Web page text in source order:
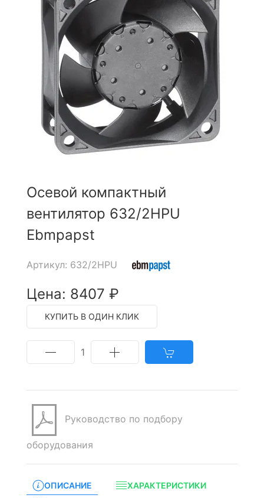
Осевой компактный
вентилятор 632/2HPU
Ebmpapst
Артикул: 632/2HPU
Цена: 8407 ₽
КУПИТЬ В ОДИН КЛИК
1
Руководство по подбору
оборудования
ОПИСАНИЕ
ХАРАКТЕРИСТИКИ